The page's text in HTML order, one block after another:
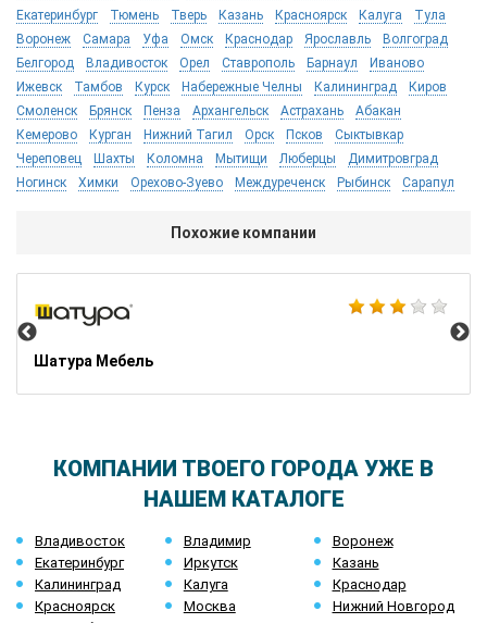
Екатеринбург
Тюмень Тверь Казань Красноярск Калуга
Тула
Воронеж
Самара Уфа Омск Краснодар Ярославль
Волгоград
Белгород
Владивосток Орел Ставрополь Барнаул
Иваново
Ижевск
Тамбов Курск Набережные Челны Калининград
Киров
Смоленск
Брянск Пенза Архангельск Астрахань
Абакан
Кемерово
Курган Нижний Тагил Орск Псков
Сыктывкар
Череповец
Шахты Коломна Мытищи Люберцы
Димитровград
Ногинск
Химки Орехово-Зуево Междуреченск Рыбинск Сарапул
Похожие компании
Шатура Мебель
КОМПАНИИ ТВОЕГО ГОРОДА УЖЕ В
НАШЕМ КАТАЛОГЕ
Владивосток Владимир
Воронеж
Екатеринбург
Иркутск
Казань
Калининград
Калуга
Краснодар
Красноярск
Москва
Нижний Новгород